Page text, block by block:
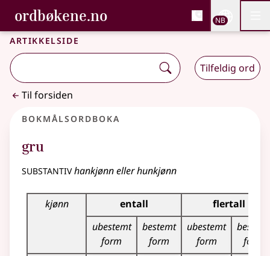
Gå til hovedinnhold
Tilgjengelighet
ordbøkene.no, Bokmålsordboka og
Bokmålsordboka og Nynorskordboka
NB
Artikkelside
Tilfeldig ord
Til forsiden
Bokmålsordboka
gru
substantivhankjønn eller hunkjønn
Bøyingstabell for dette substantivet
kjønn entall
flertall
ubestemt
form
bestemt
form
ubestemt
form
bestemt
form